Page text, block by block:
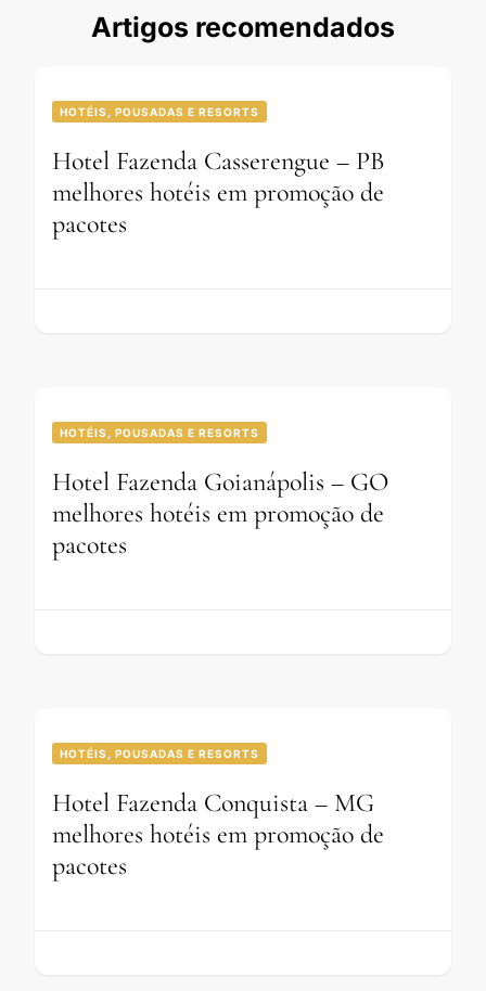
Artigos recomendados
HOTÉIS, POUSADAS E RESORTS
Hotel Fazenda Casserengue – PB
melhores hotéis em promoção de
pacotes
HOTÉIS, POUSADAS E RESORTS
Hotel Fazenda Goianápolis – GO
melhores hotéis em promoção de
pacotes
HOTÉIS, POUSADAS E RESORTS
Hotel Fazenda Conquista – MG
melhores hotéis em promoção de
pacotes